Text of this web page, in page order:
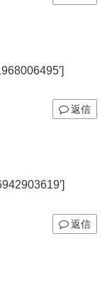
返信
返信